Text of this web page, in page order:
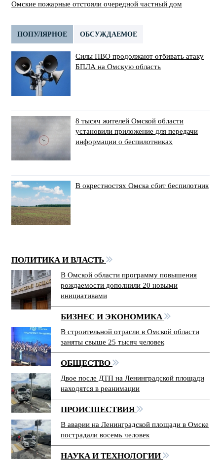
Омские пожарные отстояли очередной частный дом
ПОПУЛЯРНОЕ ОБСУЖДАЕМОЕ
Силы ПВО продолжают отбивать атаку
БПЛА на Омскую область
8 тысяч жителей Омской области
установили приложение для передачи
информации о беспилотниках
В окрестностях Омска сбит беспилотник
ПОЛИТИКА И ВЛАСТЬ
В Омской области программу повышения
рождаемости дополнили 20 новыми
инициативами
БИЗНЕС И ЭКОНОМИКА
В строительной отрасли в Омской области
заняты свыше 25 тысяч человек
ОБЩЕСТВО
Двое после ДТП на Ленинградской площади
находятся в реанимации
ПРОИСШЕСТВИЯ
В аварии на Ленинградской площади в Омске
пострадали восемь человек
НАУКА И ТЕХНОЛОГИИ